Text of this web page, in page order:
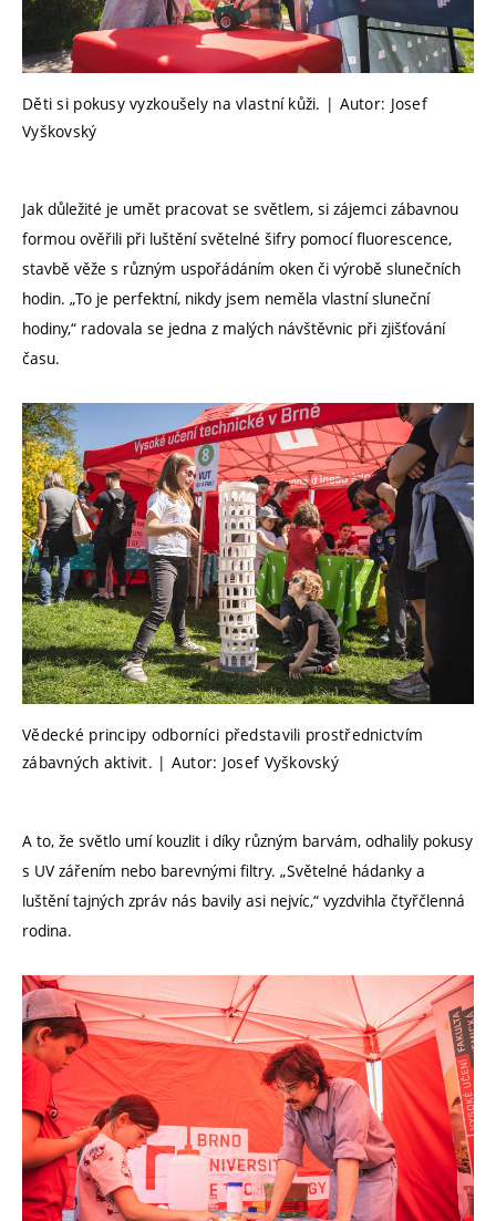
Děti si pokusy vyzkoušely na vlastní kůži. | Autor: Josef
Vyškovský
Jak důležité je umět pracovat se světlem, si zájemci zábavnou
formou ověřili při luštění světelné šifry pomocí fluorescence,
stavbě věže s různým uspořádáním oken či výrobě slunečních
hodin. „To je perfektní, nikdy jsem neměla vlastní sluneční
hodiny,“ radovala se jedna z malých návštěvnic při zjišťování
času.
Vědecké principy odborníci představili prostřednictvím
zábavných aktivit. | Autor: Josef Vyškovský
A to, že světlo umí kouzlit i díky různým barvám, odhalily pokusy
s UV zářením nebo barevnými filtry. „Světelné hádanky a
luštění tajných zpráv nás bavily asi nejvíc,“ vyzdvihla čtyřčlenná
rodina.